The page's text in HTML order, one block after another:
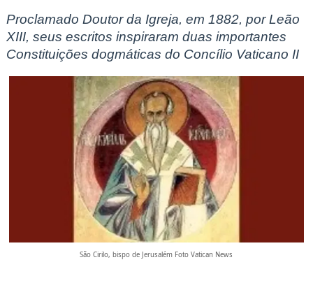
Proclamado Doutor da Igreja, em 1882, por Leão
XIII, seus escritos inspiraram duas importantes
Constituições dogmáticas do Concílio Vaticano II
São Cirilo, bispo de Jerusalém Foto Vatican News